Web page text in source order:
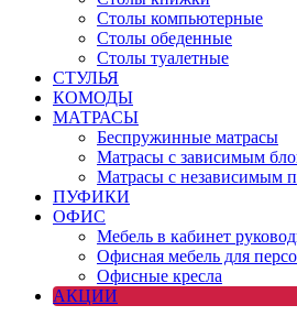
Столы компьютерные
Столы обеденные
Столы туалетные
СТУЛЬЯ
КОМОДЫ
МАТРАСЫ
Беспружинные матрасы
Матрасы с зависимым
Матрасы с независимым
ПУФИКИ
ОФИС
Мебель в кабинет
Офисная мебель для
Офисные кресла
АКЦИИ